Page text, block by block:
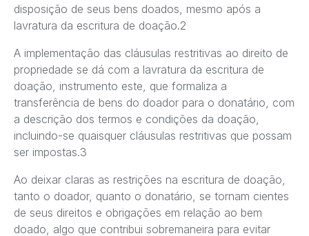
disposição de seus bens doados, mesmo após a
lavratura da escritura de doação.2
A implementação das cláusulas restritivas ao direito de
propriedade se dá com a lavratura da escritura de
doação, instrumento este, que formaliza a
transferência de bens do doador para o donatário, com
a descrição dos termos e condições da doação,
incluindo-se quaisquer cláusulas restritivas que possam
ser impostas.3
Ao deixar claras as restrições na escritura de doação,
tanto o doador, quanto o donatário, se tornam cientes
de seus direitos e obrigações em relação ao bem
doado, algo que contribui sobremaneira para evitar